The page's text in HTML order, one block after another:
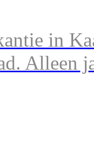
in
Alleen